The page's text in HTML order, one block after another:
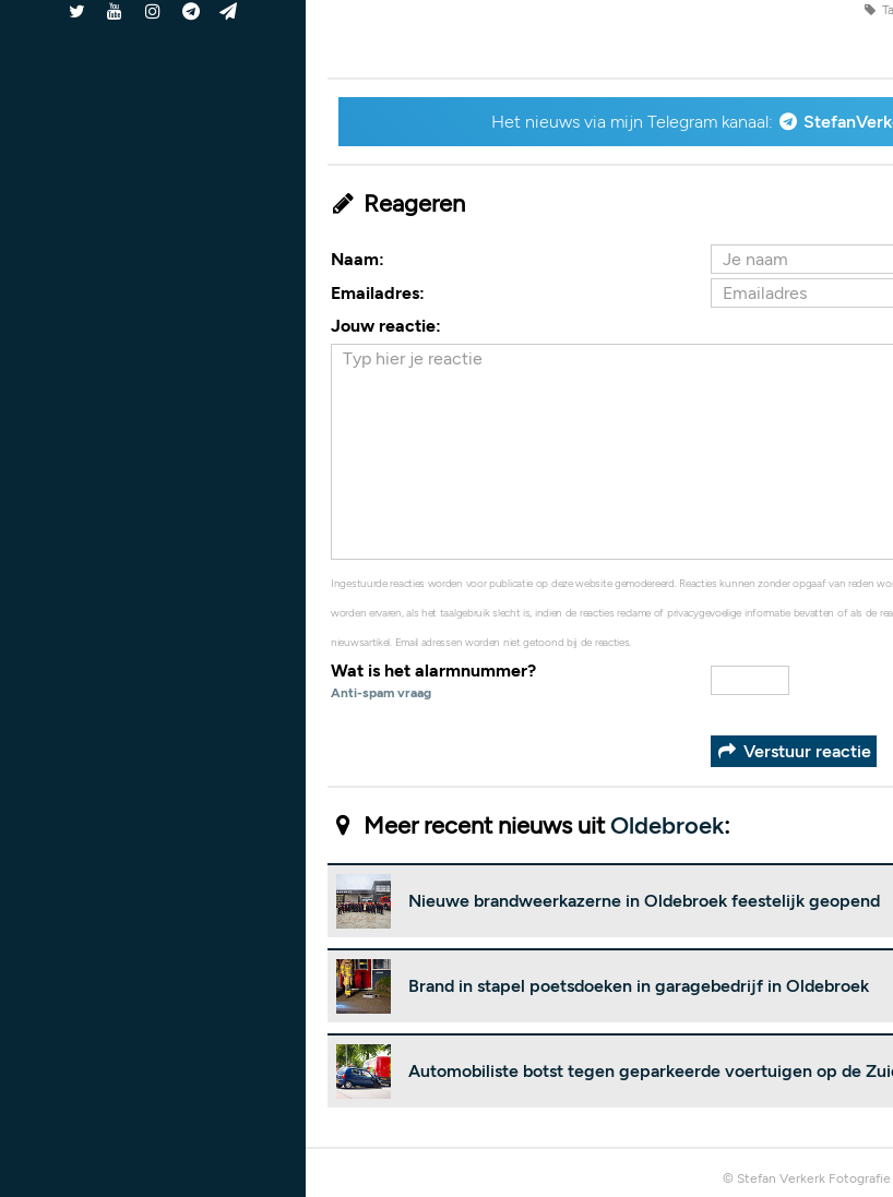
Het nieuws via mijn Telegram kanaal:
Reageren
Naam:
Emailadres:
Jouw reactie:
Ingestuurde reacties worden voor publicatie op deze website gemodereerd. Reacties kunnen zonder opgaaf van reden
worden ervaren, als het taalgebruik slecht is, indien de reacties reclame of privacygevoelige informatie bevatten of als de
nieuwsartikel. Email adressen worden niet getoond bij de reacties.
Wat is het alarmnummer?
Anti-spam vraag
Verstuur reactie
Meer recent nieuws uitOldebroek:
Nieuwe brandweerkazerne in Oldebroek feestelijk geopend
Brand in stapel poetsdoeken in garagebedrijf in Oldebroek
Automobiliste botst tegen geparkeerde voertuigen op de
© Stefan Verkerk